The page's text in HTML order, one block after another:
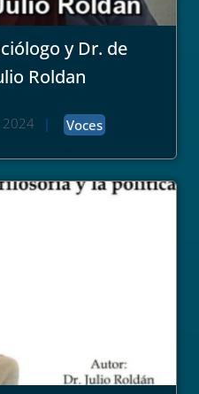
y Dr. de
Roldan
2024 | Voces